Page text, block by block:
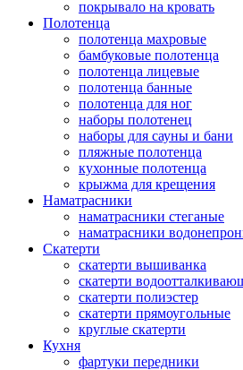
покрывало на кровать
Полотенца
полотенца махровые
бамбуковые полотенца
полотенца лицевые
полотенца банные
полотенца для ног
наборы полотенец
наборы для сауны и бани
пляжные полотенца
кухонные полотенца
крыжма для крещения
Наматрасники
наматрасники стеганые
наматрасники
Скатерти
скатерти вышиванка
скатерти
скатерти полиэстер
скатерти прямоугольные
круглые скатерти
Кухня
фартуки передники